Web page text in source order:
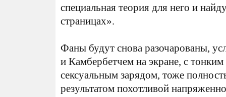
специальная теория для него и
страницах».
Фаны будут снова разочарованы,
и Камбербетчем на экране, с
сексуальным зарядом, тоже
результатом похотливой